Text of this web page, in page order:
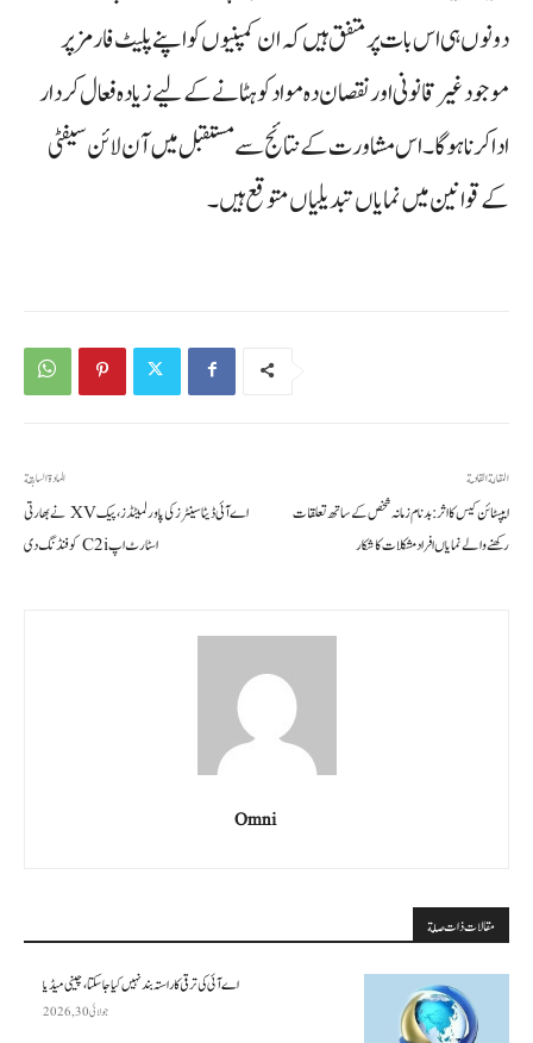
دونوں ہی اس بات پر متفق ہیں کہ ان کمپنیوں کو اپنے پلیٹ فارمز پر
موجود غیر قانونی اور نقصان دہ مواد کو ہٹانے کے لیے زیادہ فعال کردار
ادا کرنا ہوگا۔ اس مشاورت کے نتائج سے مستقبل میں آن لائن سیفٹی
کے قوانین میں نمایاں تبدیلیاں متوقع ہیں۔
المادة السابقة
اے آئی ڈیٹا سینٹرز کی پاور لمیٹڈز، پیک XV نے بھارتی
اسٹارٹ اپ C2i کو فنڈنگ دی
المقالة القادمة
ایپسٹائن کیس کا اثر: بدنام زمانہ شخص کے ساتھ تعلقات
رکھنے والے نمایاں افراد مشکلات کا شکار
Omni
مقالات ذات صلة
اے آئی کی ترقی کا راستہ بند نہیں کیا جا سکتا، چینی میڈیا
جولائی 30, 2026